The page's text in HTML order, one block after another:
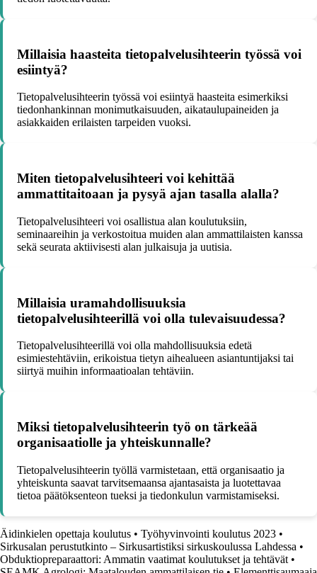
Millaisia haasteita tietopalvelusihteerin työssä voi
esiintyä?
Tietopalvelusihteerin työssä voi esiintyä haasteita esimerkiksi
tiedonhankinnan monimutkaisuuden, aikataulupaineiden ja
asiakkaiden erilaisten tarpeiden vuoksi.
Miten tietopalvelusihteeri voi kehittää
ammattitaitoaan ja pysyä ajan tasalla alalla?
Tietopalvelusihteeri voi osallistua alan koulutuksiin,
seminaareihin ja verkostoitua muiden alan ammattilaisten kanssa
sekä seurata aktiivisesti alan julkaisuja ja uutisia.
Millaisia uramahdollisuuksia
tietopalvelusihteerillä voi olla tulevaisuudessa?
Tietopalvelusihteerillä voi olla mahdollisuuksia edetä
esimiestehtäviin, erikoistua tietyn aihealueen asiantuntijaksi tai
siirtyä muihin informaatioalan tehtäviin.
Miksi tietopalvelusihteerin työ on tärkeää
organisaatiolle ja yhteiskunnalle?
Tietopalvelusihteerin työllä varmistetaan, että organisaatio ja
yhteiskunta saavat tarvitsemaansa ajantasaista ja luotettavaa
tietoa päätöksenteon tueksi ja tiedonkulun varmistamiseksi.
Äidinkielen opettaja koulutus • Työhyvinvointi koulutus 2023 •
Sirkusalan perustutkinto – Sirkusartistiksi sirkuskoulussa Lahdessa •
Obduktiopreparaattori: Ammatin vaatimat koulutukset ja tehtävät •